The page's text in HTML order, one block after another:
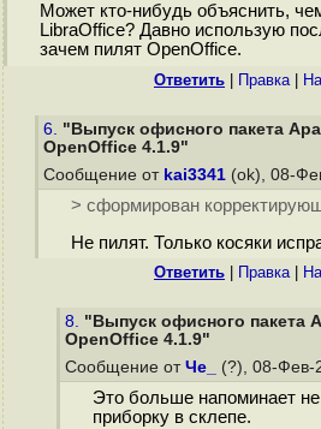
Может кто-нибудь объяснить,
LibraOffice? Давно использую
зачем пилят OpenOffice.
Ответить Правка|
6. "Выпуск офисного пакета
OpenOffice 4.1.9"
Сообщение от kai3341 (ok), 08-
> сформирован
Не пилят. Только косяки
Ответить Правка|
8. "Выпуск офисного пакета
OpenOffice 4.1.9"
Сообщение от Че_ (?), 08-Фев-
Это больше напоминает
приборку в склепе.